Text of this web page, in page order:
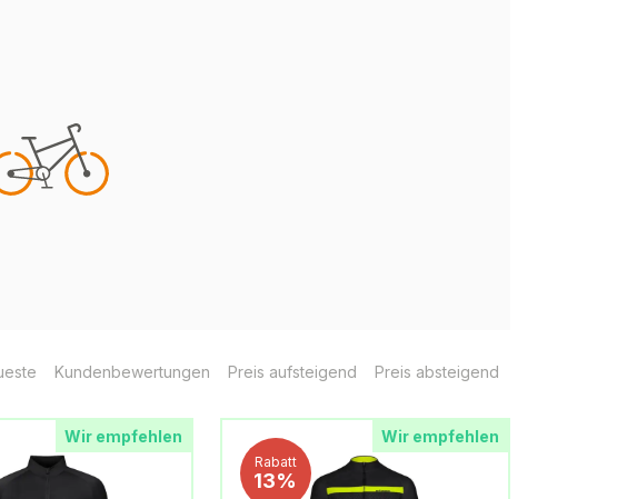
Kundenbewertungen Preis aufsteigend Preis absteigend
Wir empfehlen Wir empfehlen
Rabatt
13%